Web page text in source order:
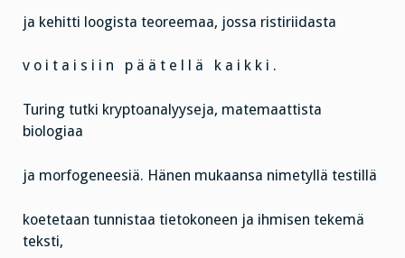
ja kehitti loogista teoreemaa, jossa ristiriidasta
v o i t a i s i i n p ä ä t e l l ä k a i k k i .
Turing tutki kryptoanalyyseja, matemaattista
biologiaa
ja morfogeneesiä. Hänen mukaansa nimetyllä testillä
koetetaan tunnistaa tietokoneen ja ihmisen tekemä
teksti,